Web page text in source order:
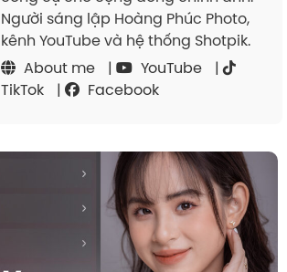
Người sáng lập Hoàng Phúc Photo,
kênh YouTube và hệ thống Shotpik.
About me
| YouTube
|
TikTok
| Facebook